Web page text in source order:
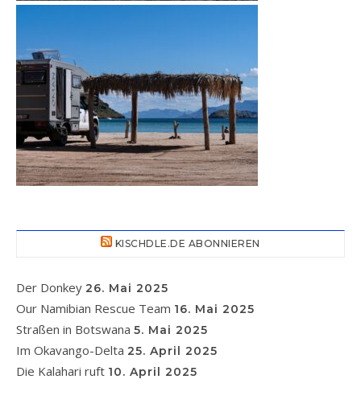
KISCHDLE.DE ABONNIEREN
Der Donkey 26. Mai 2025
Our Namibian Rescue Team 16. Mai 2025
Straßen in Botswana 5. Mai 2025
Im Okavango-Delta 25. April 2025
Die Kalahari ruft 10. April 2025